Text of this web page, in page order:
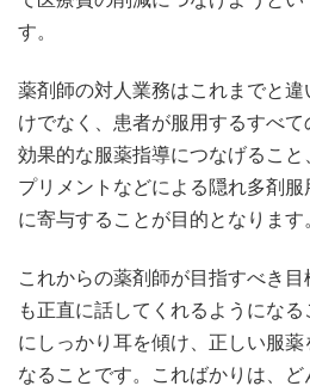
す。
薬剤師の対人業務はこれまでと
けでなく、患者が服用するすべ
効果的な服薬指導につなげるこ
プリメントなどによる隠れ多剤
に寄与することが目的となります
これからの薬剤師が目指すべき
も正直に話してくれるようにな
にしっかり耳を傾け、正しい服
なることです。こればかりは、